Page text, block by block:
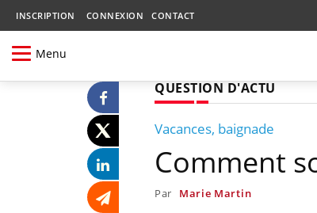
INSCRIPTION CONNEXION CONTACT
Menu
QUESTION D'ACTU
Vacances, baignade
Comment
Par Marie Martin